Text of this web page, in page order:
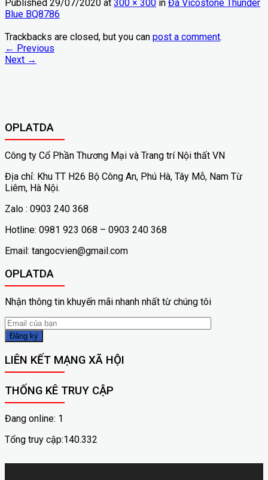
Published 29/07/2020 at 300 × 300 in Đá Vicostone Thunder
Blue BQ8786
Trackbacks are closed, but you can post a comment.
← Previous
Next →
OPLATDA
Công ty Cổ Phần Thương Mại và Trang trí Nội thất VN
Địa chỉ: Khu TT H26 Bộ Công An, Phú Hà, Tây Mỗ, Nam Từ
Liêm, Hà Nội.
Zalo : 0903 240 368
Hotline: 0981 923 068 – 0903 240 368
Email: tangocvien@gmail.com
OPLATDA
Nhận thông tin khuyến mãi nhanh nhất từ chúng tôi
LIÊN KẾT MẠNG XÃ HỘI
THỐNG KÊ TRUY CẬP
Đang online: 1
Tổng truy cập:140.332